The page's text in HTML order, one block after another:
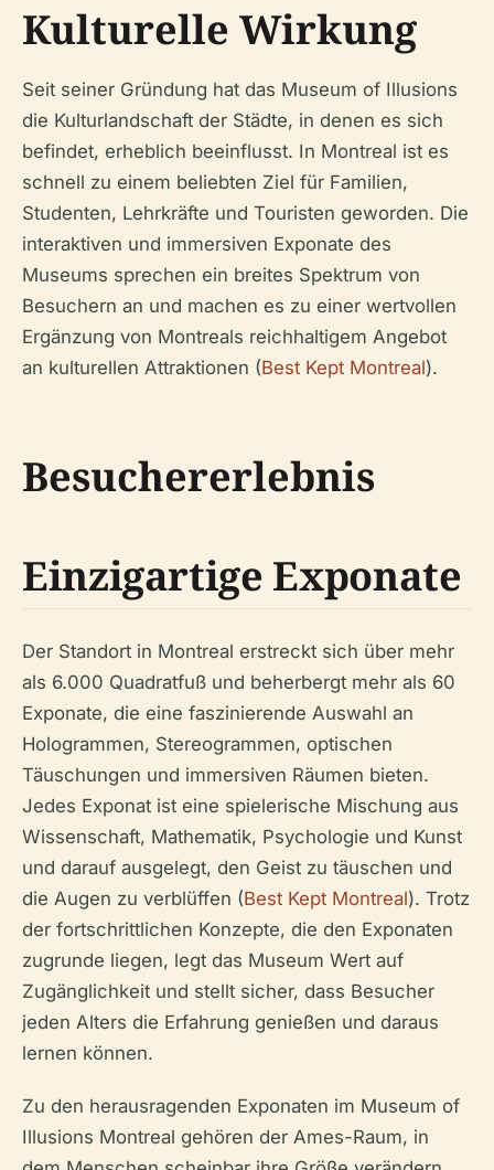
Kulturelle Wirkung
Seit seiner Gründung hat das Museum of Illusions
die Kulturlandschaft der Städte, in denen es sich
befindet, erheblich beeinflusst. In Montreal ist es
schnell zu einem beliebten Ziel für Familien,
Studenten, Lehrkräfte und Touristen geworden. Die
interaktiven und immersiven Exponate des
Museums sprechen ein breites Spektrum von
Besuchern an und machen es zu einer wertvollen
Ergänzung von Montreals reichhaltigem Angebot
an kulturellen Attraktionen (Best Kept Montreal).
Besuchererlebnis
Einzigartige Exponate
Der Standort in Montreal erstreckt sich über mehr
als 6.000 Quadratfuß und beherbergt mehr als 60
Exponate, die eine faszinierende Auswahl an
Hologrammen, Stereogrammen, optischen
Täuschungen und immersiven Räumen bieten.
Jedes Exponat ist eine spielerische Mischung aus
Wissenschaft, Mathematik, Psychologie und Kunst
und darauf ausgelegt, den Geist zu täuschen und
die Augen zu verblüffen (Best Kept Montreal). Trotz
der fortschrittlichen Konzepte, die den Exponaten
zugrunde liegen, legt das Museum Wert auf
Zugänglichkeit und stellt sicher, dass Besucher
jeden Alters die Erfahrung genießen und daraus
lernen können.
Zu den herausragenden Exponaten im Museum of
Illusions Montreal gehören der Ames-Raum, in